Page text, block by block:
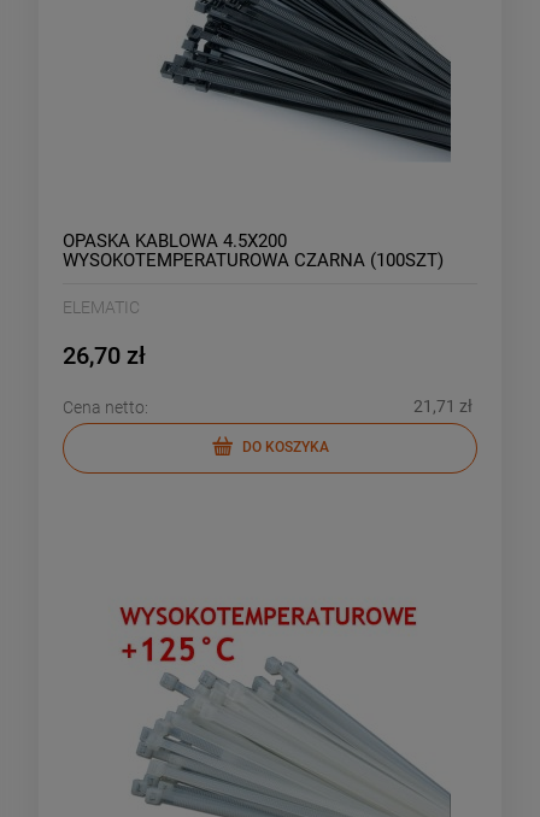
OPASKA KABLOWA 4.5X200
WYSOKOTEMPERATUROWA CZARNA (100SZT)
ELEMATIC
26,70 zł
Cena netto: 21,71 zł
DO KOSZYKA